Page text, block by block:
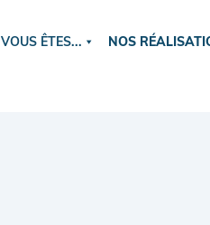
VOUS ÊTES... NOS